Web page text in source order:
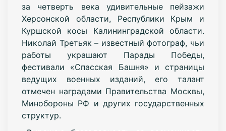
за четверть века удивительные пейзажи
Херсонской области, Республики Крым и
Куршской косы Калининградской области.
Николай Третьяк – известный фотограф, чьи
работы украшают Парады Победы,
фестивали «Спасская Башня» и страницы
ведущих военных изданий, его талант
отмечен наградами Правительства Москвы,
Минобороны РФ и других государственных
структур.